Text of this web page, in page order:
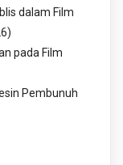
dalam Film
pada Film
Pembunuh